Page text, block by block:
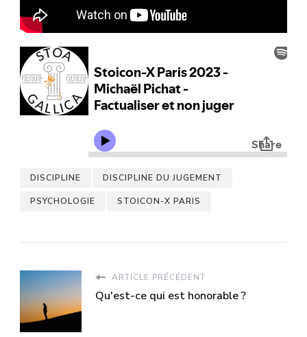
DISCIPLINE DISCIPLINE DU JUGEMENT
PSYCHOLOGIE STOICON-X PARIS
ARTICLE PRÉCÉDENT
Qu'est-ce qui est honorable ?